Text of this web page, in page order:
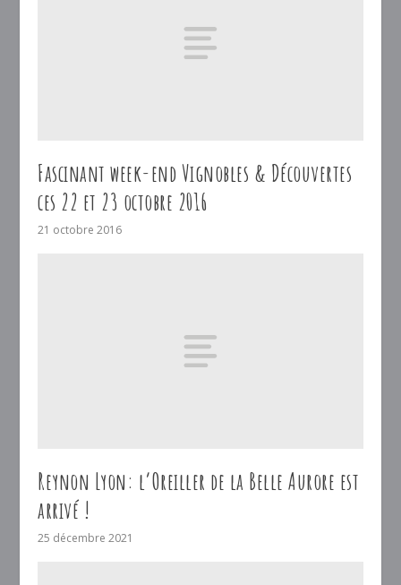
Fascinant week-end Vignobles & Découvertes
ces 22 et 23 octobre 2016
21 octobre 2016
Reynon Lyon: l’Oreiller de la Belle Aurore est
arrivé !
25 décembre 2021